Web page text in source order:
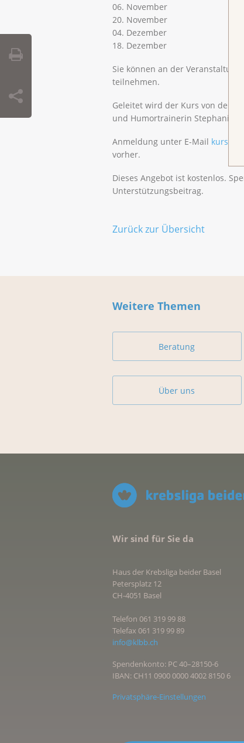
06. November
20. November
04. Dezember
18. Dezember
Sie können an der Veranstaltung
teilnehmen.
Geleitet wird der Kurs von der
und Humortrainerin Stephanie
Anmeldung unter E-Mail
vorher.
Dieses Angebot ist kostenlos.
Unterstützungsbeitrag.
Zurück zur Übersicht
Weitere Themen
Beratung
Über uns
Wir sind für Sie da
Haus der Krebsliga beider Basel
Petersplatz 12
CH-4051 Basel
Telefon 061 319 99 88
Telefax 061 319 99 89
info@klbb.ch
Spendenkonto: PC 40–28150-6
IBAN: CH11 0900 0000 4002 8150 6
Privatsphäre-Einstellungen